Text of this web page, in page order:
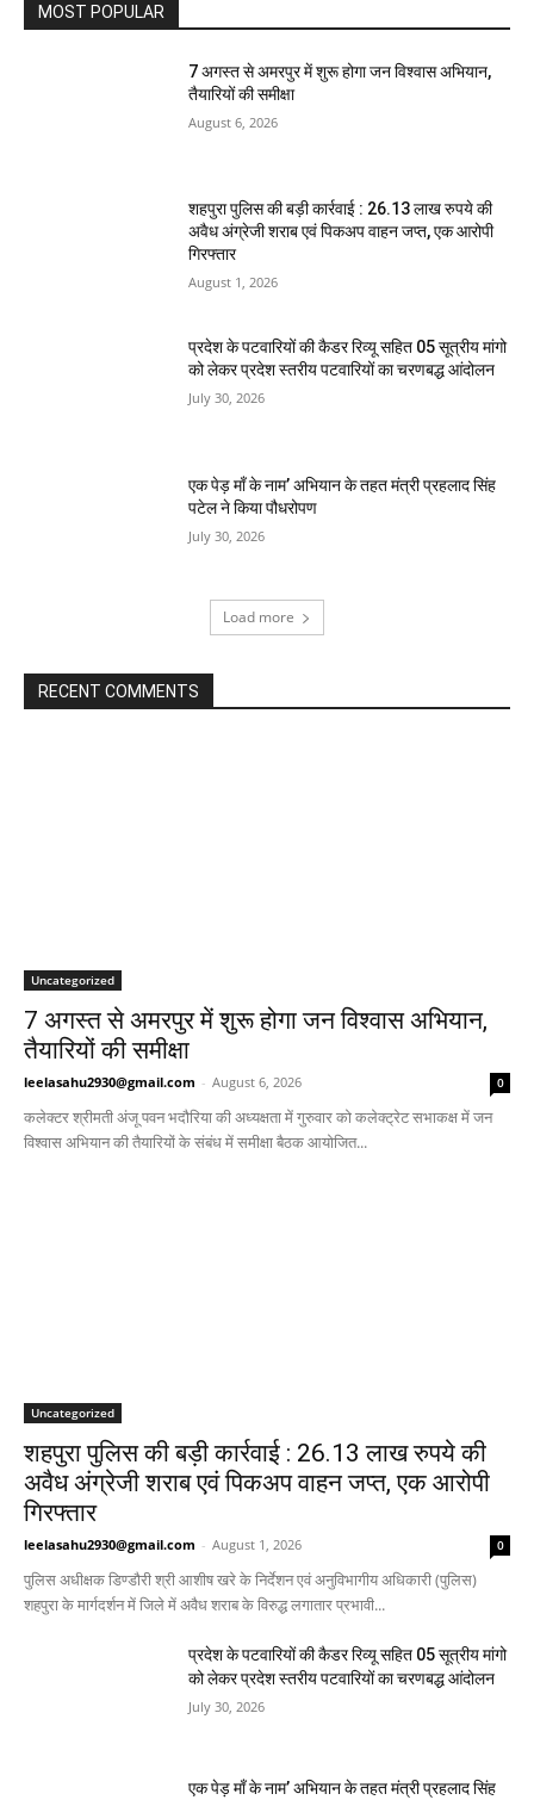
MOST POPULAR
7 अगस्त से अमरपुर में शुरू होगा जन विश्वास अभियान,
तैयारियों की समीक्षा
August 6, 2026
शहपुरा पुलिस की बड़ी कार्रवाई : 26.13 लाख रुपये की
अवैध अंग्रेजी शराब एवं पिकअप वाहन जप्त, एक आरोपी
गिरफ्तार
August 1, 2026
प्रदेश के पटवारियों की कैडर रिव्यू सहित 05 सूत्रीय मांगो
को लेकर प्रदेश स्तरीय पटवारियों का चरणबद्ध आंदोलन
July 30, 2026
एक पेड़ माँ के नाम’ अभियान के तहत मंत्री प्रहलाद सिंह
पटेल ने किया पौधरोपण
July 30, 2026
Load more
RECENT COMMENTS
Uncategorized
7 अगस्त से अमरपुर में शुरू होगा जन विश्वास अभियान,
तैयारियों की समीक्षा
leelasahu2930@gmail.com - August 6, 2026 0
कलेक्टर श्रीमती अंजू पवन भदौरिया की अध्यक्षता में गुरुवार को कलेक्ट्रेट सभाकक्ष में जन
विश्वास अभियान की तैयारियों के संबंध में समीक्षा बैठक आयोजित...
Uncategorized
शहपुरा पुलिस की बड़ी कार्रवाई : 26.13 लाख रुपये की
अवैध अंग्रेजी शराब एवं पिकअप वाहन जप्त, एक आरोपी
गिरफ्तार
leelasahu2930@gmail.com - August 1, 2026 0
पुलिस अधीक्षक डिण्डौरी श्री आशीष खरे के निर्देशन एवं अनुविभागीय अधिकारी (पुलिस)
शहपुरा के मार्गदर्शन में जिले में अवैध शराब के विरुद्ध लगातार प्रभावी...
प्रदेश के पटवारियों की कैडर रिव्यू सहित 05 सूत्रीय मांगो
को लेकर प्रदेश स्तरीय पटवारियों का चरणबद्ध आंदोलन
July 30, 2026
एक पेड़ माँ के नाम’ अभियान के तहत मंत्री प्रहलाद सिंह